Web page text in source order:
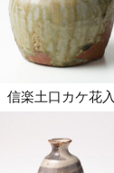
信楽土口カケ花入